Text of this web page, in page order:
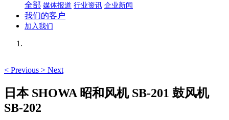
全部 媒体报道 行业资讯 企业新闻
我们的客户
加入我们
< Previous > Next
日本 SHOWA 昭和风机 SB-201 鼓风机
SB-202